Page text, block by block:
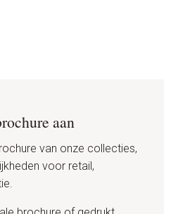
aan
van onze collecties,
voor retail,